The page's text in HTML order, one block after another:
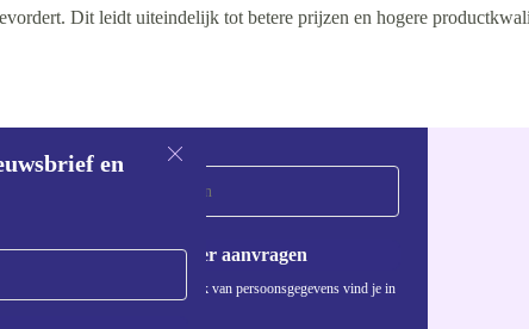
Dit leidt uiteindelijk tot betere prijzen en hogere
en
Voucher aanvragen
Informatie over het gebruik van persoonsgegevens vind je in